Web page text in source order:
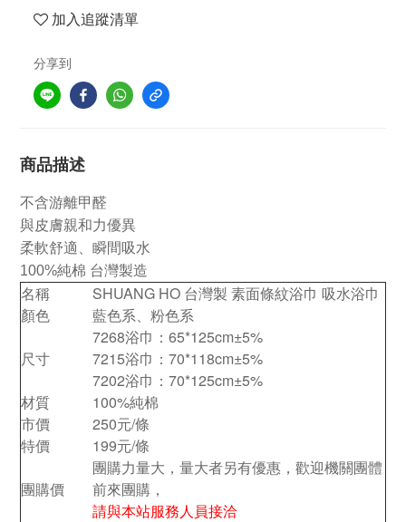
加入追蹤清單
分享到
商品描述
不含游離甲醛
與皮膚親和力優異
柔軟舒適、瞬間吸水
100%純棉 台灣製造
名稱
SHUANG HO 台灣製 素面條紋浴巾 吸水浴巾
顏色
藍色系、粉色系
尺寸
7268浴巾：65*125cm±5%
7215浴巾：70*118cm±5%
7202浴巾：70*125cm±5%
材質
100%純棉
市價
250元/條
特價
199元/條
團購價
團購力量大，量大者另有優惠，歡迎機關團體
前來團購，
請與本站服務人員接洽